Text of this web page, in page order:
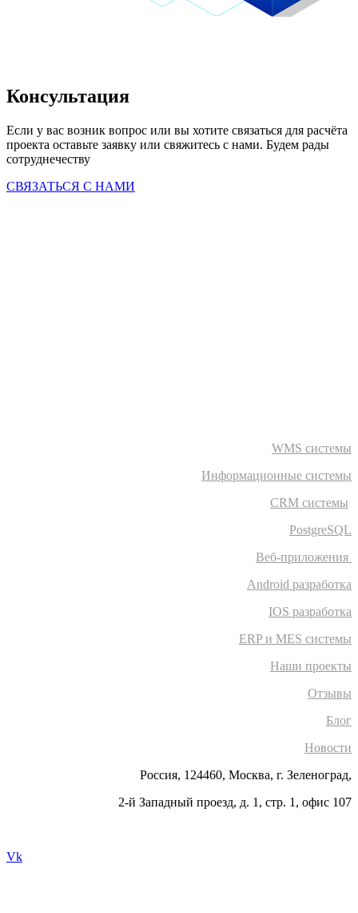
Консультация
Если у вас возник вопрос или вы хотите связаться для расчёта
проекта оставьте заявку или свяжитесь с нами. Будем рады
сотруднечеству
СВЯЗАТЬСЯ С НАМИ
WMS системы
Информационные системы
CRM системы
PostgreSQL
Веб-приложения
Android разработка
IOS разработка
ERP и MES системы
Наши проекты
Отзывы
Блог
Новости
Россия, 124460, Москва, г. Зеленоград,
2-й Западный проезд, д. 1, стр. 1, офис 107
Vk